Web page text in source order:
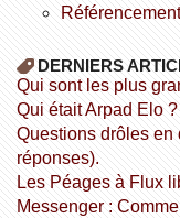
DERNIERS
Qui sont les plus
Qui était Arpad Elo ?
Questions drôles en direct de Facebook (avec les
réponses).
Les Péages à Flux
Messenger : Comment récupérer et lire toutes les